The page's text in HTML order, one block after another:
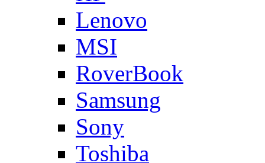
Lenovo
MSI
RoverBook
Samsung
Sony
Toshiba